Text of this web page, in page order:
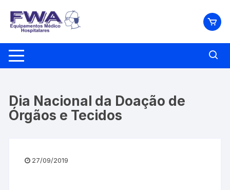
para
conteúdo
Dia Nacional da Doação de
Órgãos e Tecidos
27/09/2019